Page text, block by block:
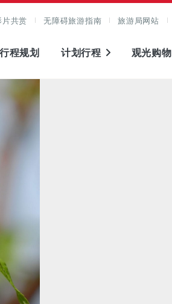
片共赏 无障碍旅游指南 旅游局网站
程规划 计划行程 观光购物